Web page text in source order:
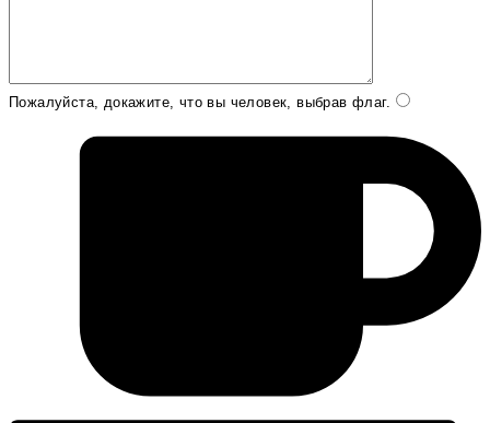
Пожалуйста, докажите, что вы человек, выбрав флаг.